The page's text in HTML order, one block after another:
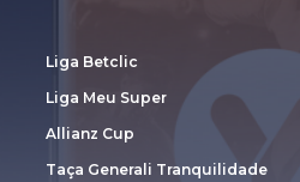
Liga Betclic
Liga Meu Super
Allianz Cup
Taça Generali Tranquilidade